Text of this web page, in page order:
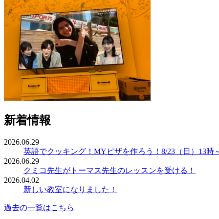
新着情報
2026.06.29
英語でクッキング！MYピザを作ろう！8/23（日）13時
2026.06.29
クミコ先生がトーマス先生のレッスンを受ける！
2026.04.02
新しい教室になりました！
過去の一覧はこちら